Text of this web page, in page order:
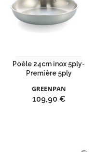
Poêle 24cm inox 5ply-
Première 5ply
GREENPAN
Prix
109,90 €